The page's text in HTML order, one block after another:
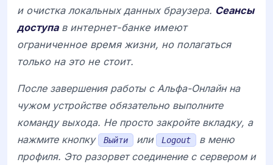
и очистка локальных данных браузера. Сеансы
доступав интернет-банке имеют
ограниченное время жизни, но полагаться
только на это не стоит.
После завершения работы с Альфа-Онлайн на
чужом устройстве обязательно выполните
команду выхода. Не просто закройте вкладку, а
нажмите кнопку
Выйти или Logout
в меню
профиля. Это разорвет соединение с сервером и